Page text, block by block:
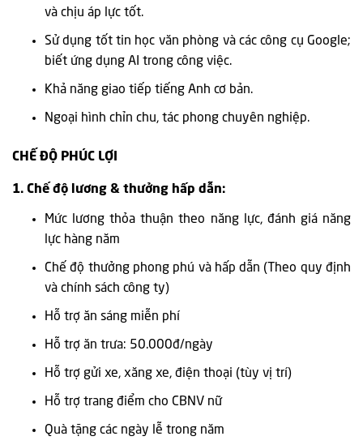
và chịu áp lực tốt.
Sử dụng tốt tin học văn phòng và các công cụ Google;
biết ứng dụng AI trong công việc.
Khả năng giao tiếp tiếng Anh cơ bản.
Ngoại hình chỉn chu, tác phong chuyên nghiệp.
CHẾ ĐỘ PHÚC LỢI
1. Chế độ lương & thưởng hấp dẫn:
Mức lương thỏa thuận theo năng lực, đánh giá năng
lực hàng năm
Chế độ thưởng phong phú và hấp dẫn (Theo quy định
và chính sách công ty)
Hỗ trợ ăn sáng miễn phí
Hỗ trợ ăn trưa: 50.000đ/ngày
Hỗ trợ gửi xe, xăng xe, điện thoại (tùy vị trí)
Hỗ trợ trang điểm cho CBNV nữ
Quà tặng các ngày lễ trong năm